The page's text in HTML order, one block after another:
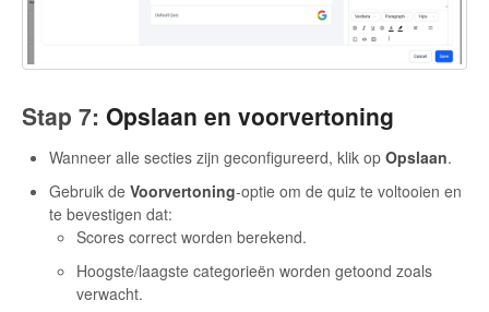
Stap 7: Opslaan en voorvertoning
Wanneer alle secties zijn geconfigureerd, klik op Opslaan.
Gebruik de Voorvertoning-optie om de quiz te voltooien en
te bevestigen dat:
Scores correct worden berekend.
Hoogste/laagste categorieën worden getoond zoals
verwacht.